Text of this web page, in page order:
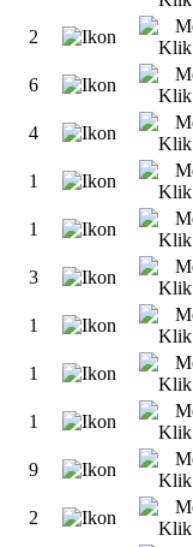
2
6
4
1
1
3
1
1
1
9
2